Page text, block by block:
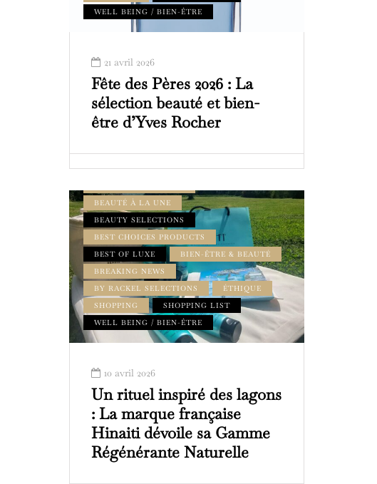
WELL BEING / BIEN-ÊTRE
21 avril 2026
Fête des Pères 2026 : La
sélection beauté et bien-
être d’Yves Rocher
BEAUTÉ À LA UNE
BEAUTY SELECTIONS
BEST CHOICES PRODUCTS
BEST OF LUXE
BIEN-ÊTRE & BEAUTÉ
BREAKING NEWS
BY RACKEL SELECTIONS
ÉTHIQUE
SHOPPING
SHOPPING LIST
WELL BEING / BIEN-ÊTRE
10 avril 2026
Un rituel inspiré des lagons
: La marque française
Hinaiti dévoile sa Gamme
Régénérante Naturelle